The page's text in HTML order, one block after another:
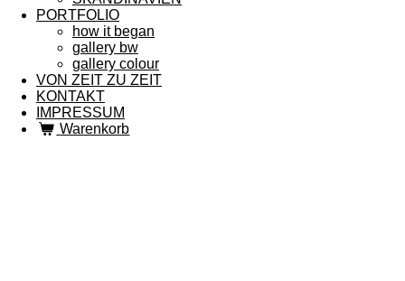
PORTFOLIO
how it began
gallery bw
gallery colour
VON ZEIT ZU ZEIT
KONTAKT
IMPRESSUM
Warenkorb